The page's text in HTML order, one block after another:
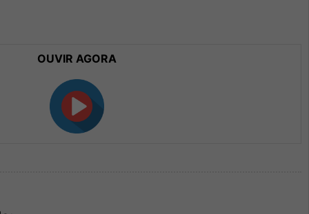
OUVIR AGORA